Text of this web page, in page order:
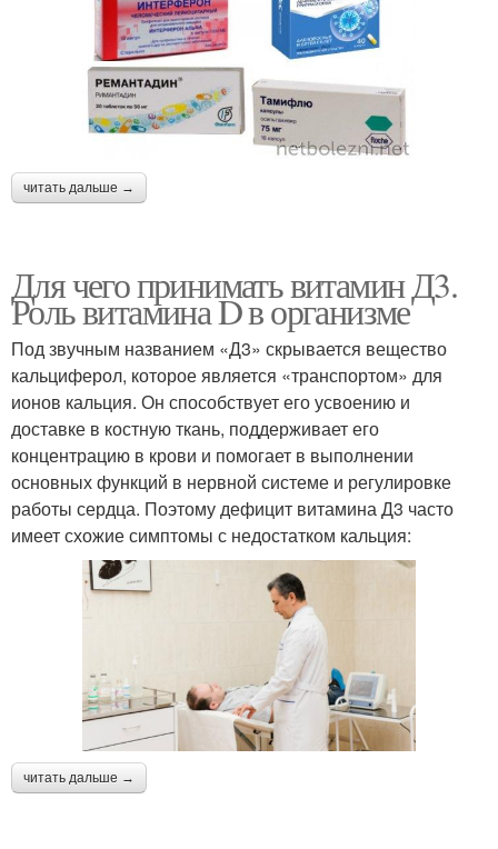
читать дальше →
Для чего принимать витамин Д3.
Роль витамина D в организме
Под звучным названием «Д3» скрывается вещество
кальциферол, которое является «транспортом» для
ионов кальция. Он способствует его усвоению и
доставке в костную ткань, поддерживает его
концентрацию в крови и помогает в выполнении
основных функций в нервной системе и регулировке
работы сердца. Поэтому дефицит витамина Д3 часто
имеет схожие симптомы с недостатком кальция:
читать дальше →